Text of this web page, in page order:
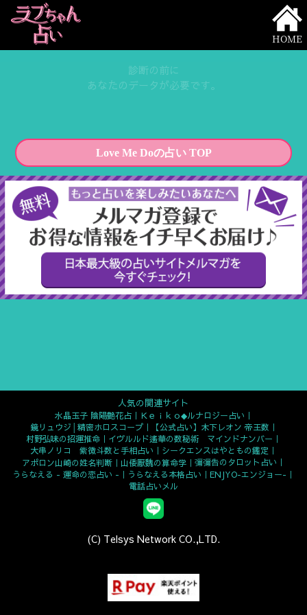
HOME
診断の前に
あなたのデータが必要です。
Love Me Doの占い TOP
人気の関連サイト
水晶玉子 陰陽艶花占
Ｋｅｉｋｏ◆ルナロジー占い
鏡リュウジ│精密ホロスコープ
【公式占い】木下レオン 帝王数
村野弘味の招運推命
イヴルルド遙華の数秘術 マインドナンバー
大串ノリコ 紫微斗数と手相占い
シークエンスはやともの鑑定
アポロン山崎の姓名判断
山倭厭魏の算命学
彌彌告のタロット占い
うらなえる - 運命の恋占い -
うらなえる本格占い
ENJYO-エンジョー-
電話占いメル
(C) Telsys Network CO.,LTD.